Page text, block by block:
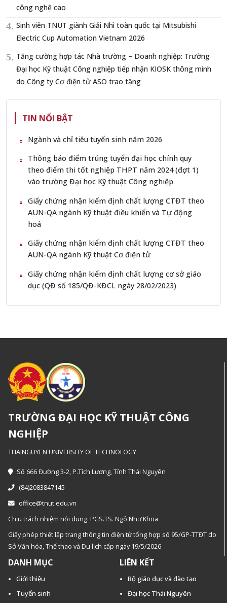
công nghệ cao
Sinh viên TNUT giành Giải Nhì toàn quốc tại Mitsubishi
Electric Cup Automation Vietnam 2026
Tăng cường hợp tác Nhà trường – Doanh nghiệp: Trường
Đại học Kỹ thuật Công nghiệp tiếp nhận KIOSK thông minh
do Công ty Cơ điện tử ASO trao tặng
TIN NỔI BẬT
Ngành và chỉ tiêu tuyển sinh năm 2026
Thông báo điểm trúng tuyển đại học chính quy
theo điểm thi tốt nghiệp THPT năm 2024 (đợt 1)
vào trường Đại học Kỹ thuật Công nghiệp
Giấy chứng nhận kiểm định chất lượng CTĐT theo
AUN-QA ngành Kỹ thuật điều khiển và Tự động
hoá
Giấy chứng nhận kiểm định chất lượng CTĐT theo
AUN-QA ngành Kỹ thuật Cơ điện tử
Giấy chứng nhận kiểm định chất lượng cơ sở giáo
dục (QĐ số 185/QĐ-KĐCL ngày 28/02/2023)
TRƯỜNG ĐẠI HỌC KỸ THUẬT CÔNG
NGHIỆP
THAINGUYEN UNIVERSITY OF TECHNOLOGY
Số 666 Đường 3-2, P.Tích Lương, Tỉnh Thái Nguyên
(84)2083847145
office@tnut.edu.vn
Chịu trách nhiệm nội dung: PGS.TS. Ngô Như Khoa
Giấy phép thiết lập trang thông tin điện tử tổng hợp số 95/GP-TTĐT do
Sở Văn hóa, Thế thao và Du lịch cấp ngày 19/5/2026
DANH MỤC
Giới thiệu
Tuyển sinh
LIÊN KẾT
Bộ giáo dục và đào tạo
Đại học Thái Nguyên